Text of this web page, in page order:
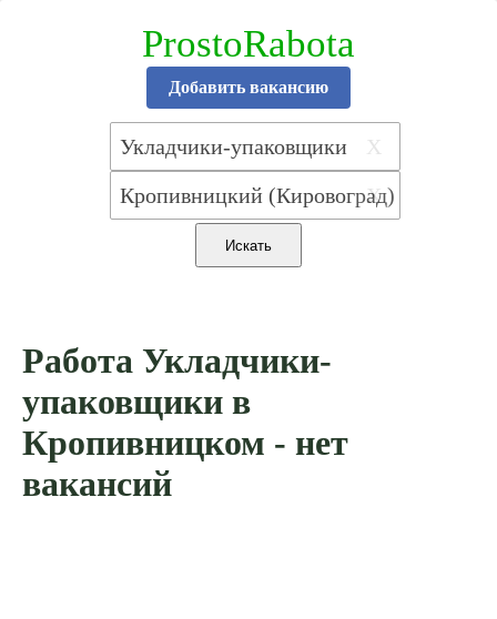
ProstoRabota
Добавить вакансию
X
X
Работа Укладчики-
упаковщики в
Кропивницком - нет
вакансий